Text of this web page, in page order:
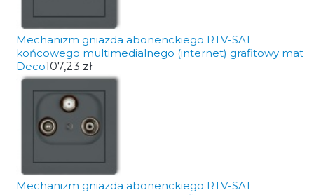
Mechanizm gniazda abonenckiego RTV-SAT
końcowego multimedialnego (internet) grafitowy mat
Deco107,23 zł
Mechanizm gniazda abonenckiego RTV-SAT